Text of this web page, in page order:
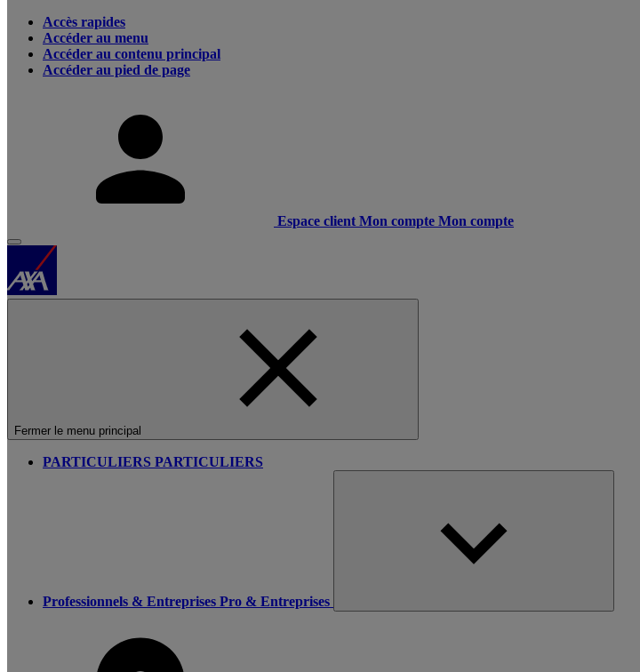
Accès rapides
Accéder au menu
Accéder au contenu principal
Accéder au pied de page
Espace client Mon compte Mon compte
Fermer le menu principal
PARTICULIERS PARTICULIERS
Professionnels & Entreprises Pro & Entreprises